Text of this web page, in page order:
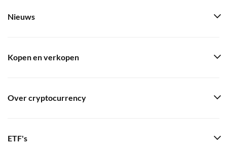
Nieuws
Kopen en verkopen
Over cryptocurrency
ETF's